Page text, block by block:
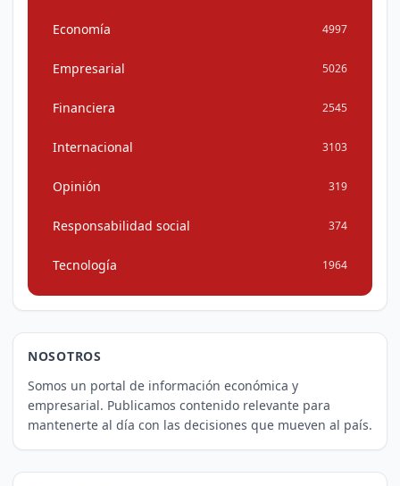
Economía 4997
Empresarial 5026
Financiera 2545
Internacional 3103
Opinión 319
Responsabilidad social 374
Tecnología 1964
NOSOTROS
Somos un portal de información económica y
empresarial. Publicamos contenido relevante para
mantenerte al día con las decisiones que mueven al país.